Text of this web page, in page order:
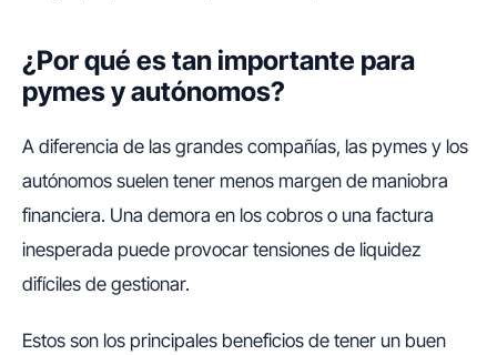
¿Por qué es tan importante para
pymes y autónomos?
A diferencia de las grandes compañías, las pymes y los
autónomos suelen tener menos margen de maniobra
financiera. Una demora en los cobros o una factura
inesperada puede provocar tensiones de liquidez
difíciles de gestionar.
Estos son los principales beneficios de tener un buen